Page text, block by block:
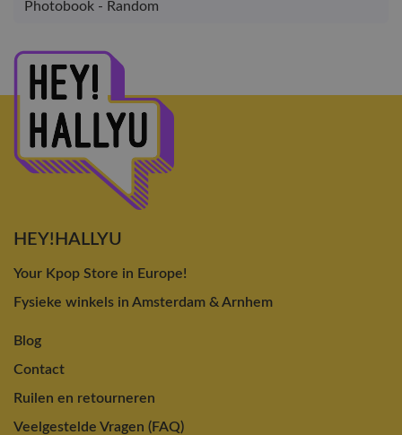
Photobook - Random
HEY!HALLYU
Your Kpop Store in Europe!
Fysieke winkels in Amsterdam & Arnhem
Blog
Contact
Ruilen en retourneren
Veelgestelde Vragen (FAQ)